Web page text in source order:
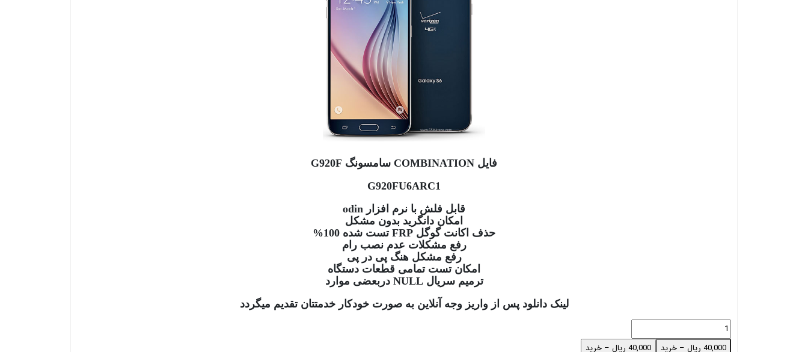
فایل COMBINATION سامسونگ G920F
G920FU6ARC1
قابل فلش با نرم افزار odin
امکان دانگرید بدون مشکل
حذف اکانت گوگل FRP تست شده 100%
رفع مشکلات عدم نصب رام
رفع مشکل هنگ پی در پی
امکان تست تمامی قطعات دستگاه
ترمیم سریال NULL دربعضی موارد
لینک دانلود پس از واریز وجه آنلاین به صورت خودکار خدمتتان تقدیم میگردد
40,000 ریال – خرید